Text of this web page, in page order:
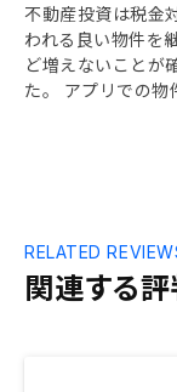
不動産投資は税金
われる良い物件を
ど増えないことが
た。 アプリでの物
関連する評
RELATED